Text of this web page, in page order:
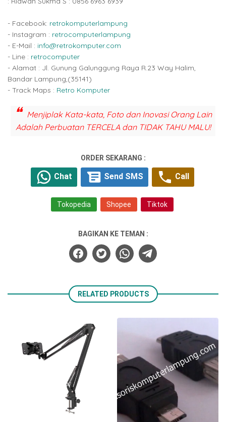
- Facebook: retrokomputerlampung
- Instagram : retrocomputerlampung
- E-Mail : info@retrokomputer.com
- Line : retrocomputer
- Alamat : Jl. Gunung Galunggung Raya R.23 Way Halim,
Bandar Lampung,(35141)
- Track Maps : Retro Komputer
Menjiplak Kata-kata, Foto dan Inovasi Orang Lain
Adalah Perbuatan TERCELA dan TIDAK TAHU MALU!
ORDER SEKARANG :
Chat Send SMS Call
Tokopedia Shopee Tiktok
BAGIKAN KE TEMAN :
RELATED PRODUCTS